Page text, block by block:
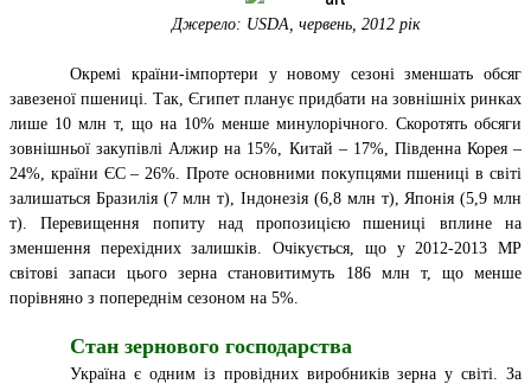
Джерело: USDA , червень, 2012 рік
Окремі країни-імпортери у новому сезоні зменшать обсяг
завезеної пшениці. Так, Єгипет планує придбати на зовнішніх ринках
лише 10 млн т, що на 10% менше минулорічного. Скоротять обсяги
зовнішньої закупівлі Алжир на 15%, Китай – 17%, Південна Корея –
24%, країни ЄС – 26%. Проте основними покупцями пшениці в світі
залишаться Бразилія (7 млн т), Індонезія (6,8 млн т), Японія (5,9 млн
т). Перевищення попиту над пропозицією пшениці вплине на
зменшення перехідних залишків. Очікується, що у 2012-2013 МР
світові запаси цього зерна становитимуть 186 млн т, що менше
порівняно з попереднім сезоном на 5%.
Стан зернового господарства
Україна є одним із провідних виробників зерна у світі. За